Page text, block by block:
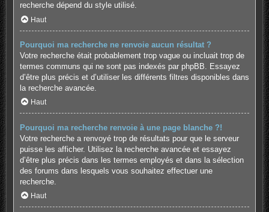
recherche dépend du style utilisé.
Haut
Pourquoi ma recherche ne renvoie aucun résultat ?
Votre recherche était probablement trop vague ou incluait trop de
termes communs qui ne sont pas indexés par phpBB. Essayez
d’être plus précis et d’utiliser les différents filtres disponibles dans
la recherche avancée.
Haut
Pourquoi ma recherche renvoie à une page blanche ?!
Votre recherche a renvoyé trop de résultats pour que le serveur
puisse les afficher. Utilisez la recherche avancée et essayez
d’être plus précis dans les termes employés et dans la sélection
des forums dans lesquels vous souhaitez effectuer une
recherche.
Haut